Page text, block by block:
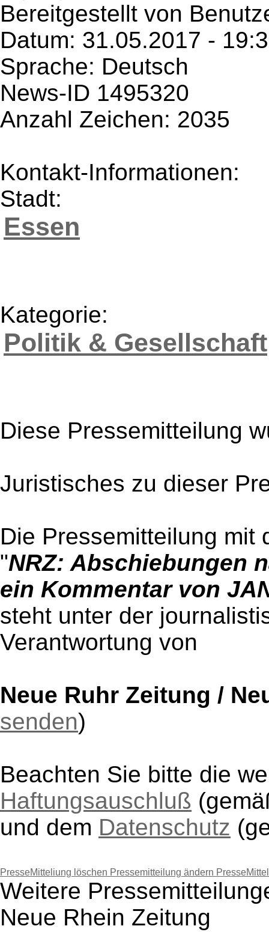
Bereitgestellt von
Datum: 31.05.2017 -
Sprache: Deutsch
News-ID 1495320
Anzahl Zeichen: 2035
Kontakt-Informationen:
Stadt:
Essen
Kategorie:
Politik & Gesellschaft
Diese Pressemitteilung
Juristisches zu dieser
Die Pressemitteilung mit
"NRZ: Abschiebungen
ein Kommentar von
steht unter der
Verantwortung von
Neue Ruhr Zeitung /
senden)
Beachten Sie bitte die
Haftungsauschluß
und dem Datenschutz
PresseMitteliung löschen Pressemitteilung ändern
Weitere
Neue Rhein Zeitung